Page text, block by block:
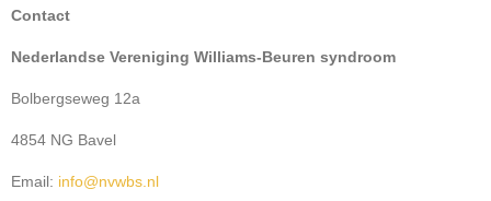
Contact
Nederlandse Vereniging Williams-Beuren syndroom
Bolbergseweg 12a
4854 NG Bavel
Email: ofni@nvwbs.nl